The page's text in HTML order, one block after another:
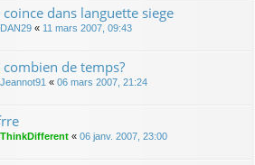
dans languette siege
DAN29 « 11 mars 2007, 09:43
combien de temps?
Jeannot91 « 06 mars 2007, 21:24
ThinkDifferent « 06 janv. 2007, 23:00